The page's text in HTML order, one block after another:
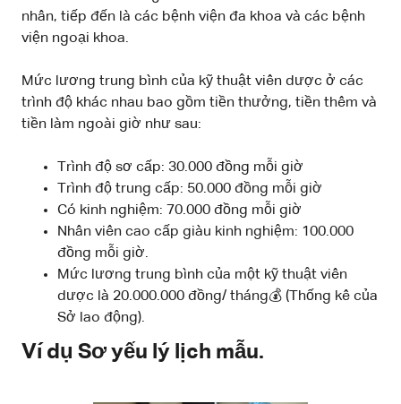
nhân, tiếp đến là các bệnh viện đa khoa và các bệnh
viện ngoại khoa.
Mức lương trung bình của kỹ thuật viên dược ở các
trình độ khác nhau bao gồm tiền thưởng, tiền thêm và
tiền làm ngoài giờ như sau:
Trình độ sơ cấp: 30.000 đồng mỗi giờ
Trình độ trung cấp: 50.000 đồng mỗi giờ
Có kinh nghiệm: 70.000 đồng mỗi giờ
Nhân viên cao cấp giàu kinh nghiệm: 100.000
đồng mỗi giờ.
Mức lương trung bình của một kỹ thuật viên
dược là 20.000.000 đồng/ tháng💰 (Thống kê của
Sở lao động).
Ví dụ Sơ yếu lý lịch mẫu.